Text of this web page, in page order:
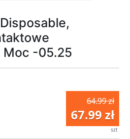
-05.25
64.99 zł
67.99 zł
szt